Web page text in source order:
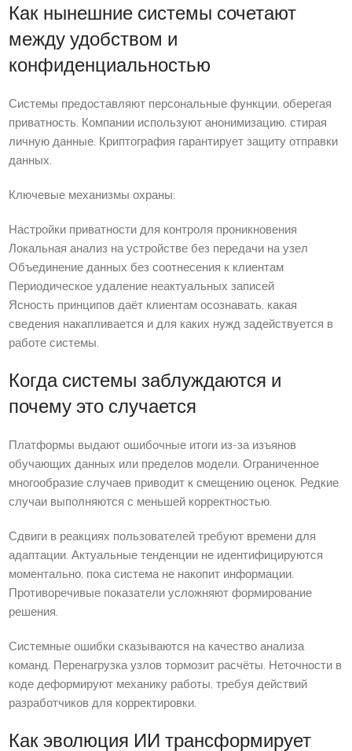
Как нынешние системы сочетают
между удобством и
конфиденциальностью
Системы предоставляют персональные функции, оберегая
приватность. Компании используют анонимизацию, стирая
личную данные. Криптография гарантирует защиту отправки
данных.
Ключевые механизмы охраны:
Настройки приватности для контроля проникновения
Локальная анализ на устройстве без передачи на узел
Объединение данных без соотнесения к клиентам
Периодическое удаление неактуальных записей
Ясность принципов даёт клиентам осознавать, какая
сведения накапливается и для каких нужд задействуется в
работе системы.
Когда системы заблуждаются и
почему это случается
Платформы выдают ошибочные итоги из-за изъянов
обучающих данных или пределов модели. Ограниченное
многообразие случаев приводит к смещению оценок. Редкие
случаи выполняются с меньшей корректностью.
Сдвиги в реакциях пользователей требуют времени для
адаптации. Актуальные тенденции не идентифицируются
моментально, пока система не накопит информации.
Противоречивые показатели усложняют формирование
решения.
Системные ошибки сказываются на качество анализа
команд. Перенагрузка узлов тормозит расчёты. Неточности в
коде деформируют механику работы, требуя действий
разработчиков для корректировки.
Как эволюция ИИ трансформирует